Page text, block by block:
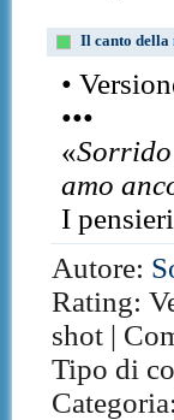
Il canto della
•
•••
«
amo
I
Autore:
Rating:
shot |
Tipo di
Categoria: